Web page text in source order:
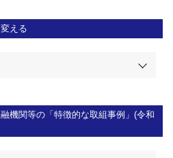
える
機関等の「特徴的な取組事例」(令和